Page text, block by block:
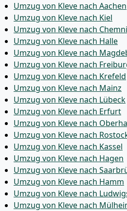
Umzug von Kleve nach Aachen
Umzug von Kleve nach Kiel
Umzug von Kleve nach
Umzug von Kleve nach Halle
Umzug von Kleve nach
Umzug von Kleve nach
Umzug von Kleve nach Krefeld
Umzug von Kleve nach Mainz
Umzug von Kleve nach Lübeck
Umzug von Kleve nach Erfurt
Umzug von Kleve nach
Umzug von Kleve nach
Umzug von Kleve nach Kassel
Umzug von Kleve nach Hagen
Umzug von Kleve nach
Umzug von Kleve nach Hamm
Umzug von Kleve nach
Umzug von Kleve nach